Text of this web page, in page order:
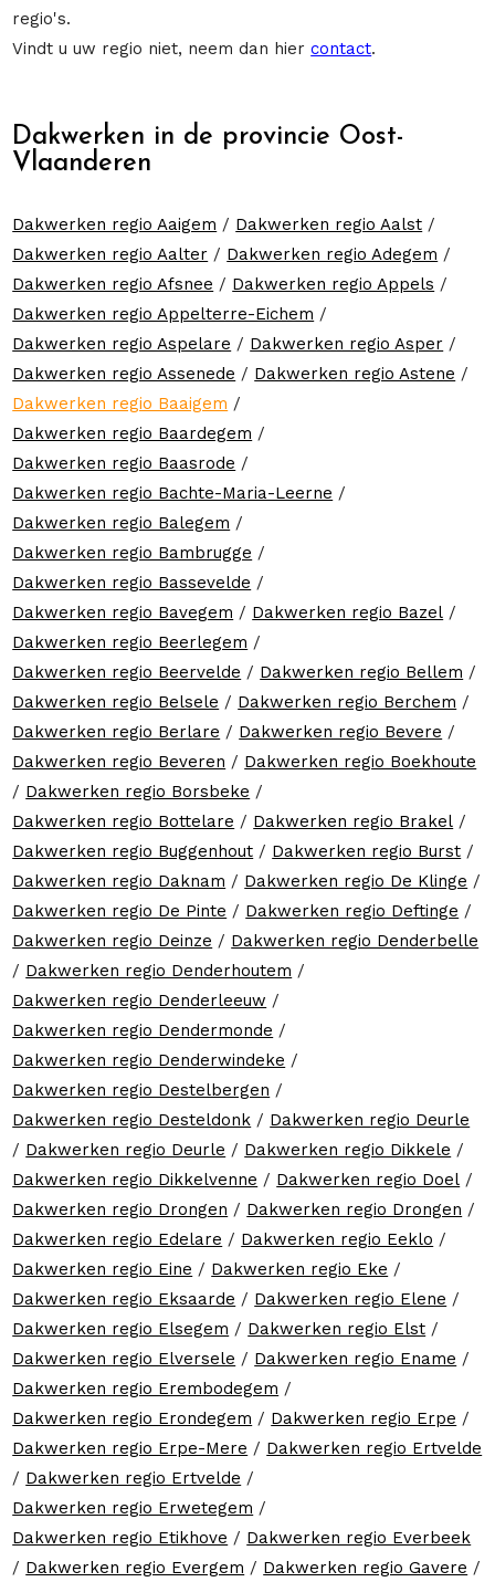
regio's.
Vindt u uw regio niet, neem dan hiercontact.
Dakwerken in de provincie Oost-
Vlaanderen
Dakwerken regio Aaigem / Dakwerken regio Aalst /
Dakwerken regio Aalter / Dakwerken regio Adegem /
Dakwerken regio Afsnee / Dakwerken regio Appels /
Dakwerken regio Appelterre-Eichem /
Dakwerken regio Aspelare / Dakwerken regio Asper /
Dakwerken regio Assenede / Dakwerken regio Astene /
Dakwerken regio Baaigem /
Dakwerken regio Baardegem /
Dakwerken regio Baasrode /
Dakwerken regio Bachte-Maria-Leerne /
Dakwerken regio Balegem /
Dakwerken regio Bambrugge /
Dakwerken regio Bassevelde /
Dakwerken regio Bavegem / Dakwerken regio Bazel /
Dakwerken regio Beerlegem /
Dakwerken regio Beervelde / Dakwerken regio Bellem /
Dakwerken regio Belsele / Dakwerken regio Berchem /
Dakwerken regio Berlare / Dakwerken regio Bevere /
Dakwerken regio Beveren / Dakwerken regio Boekhoute
/ Dakwerken regio Borsbeke /
Dakwerken regio Bottelare / Dakwerken regio Brakel /
Dakwerken regio Buggenhout / Dakwerken regio Burst /
Dakwerken regio Daknam / Dakwerken regio De Klinge /
Dakwerken regio De Pinte / Dakwerken regio Deftinge /
Dakwerken regio Deinze / Dakwerken regio Denderbelle
/ Dakwerken regio Denderhoutem /
Dakwerken regio Denderleeuw /
Dakwerken regio Dendermonde /
Dakwerken regio Denderwindeke /
Dakwerken regio Destelbergen /
Dakwerken regio Desteldonk / Dakwerken regio Deurle
/ Dakwerken regio Deurle / Dakwerken regio Dikkele /
Dakwerken regio Dikkelvenne / Dakwerken regio Doel /
Dakwerken regio Drongen / Dakwerken regio Drongen /
Dakwerken regio Edelare / Dakwerken regio Eeklo /
Dakwerken regio Eine / Dakwerken regio Eke /
Dakwerken regio Eksaarde / Dakwerken regio Elene /
Dakwerken regio Elsegem / Dakwerken regio Elst /
Dakwerken regio Elversele / Dakwerken regio Ename /
Dakwerken regio Erembodegem /
Dakwerken regio Erondegem / Dakwerken regio Erpe /
Dakwerken regio Erpe-Mere / Dakwerken regio Ertvelde
/ Dakwerken regio Ertvelde /
Dakwerken regio Erwetegem /
Dakwerken regio Etikhove / Dakwerken regio Everbeek
/ Dakwerken regio Evergem / Dakwerken regio Gavere /